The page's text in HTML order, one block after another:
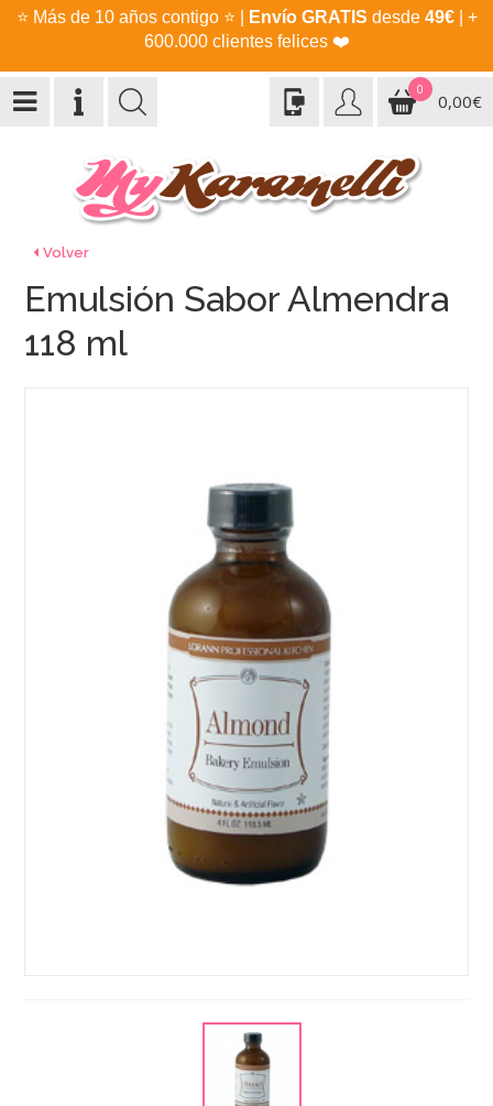
⭐ Más de 10 años contigo ⭐ Envío GRATIS desde 49€| +
600.000 clientes felices ❤️
0
0,00€
Volver
Emulsión Sabor Almendra
118 ml